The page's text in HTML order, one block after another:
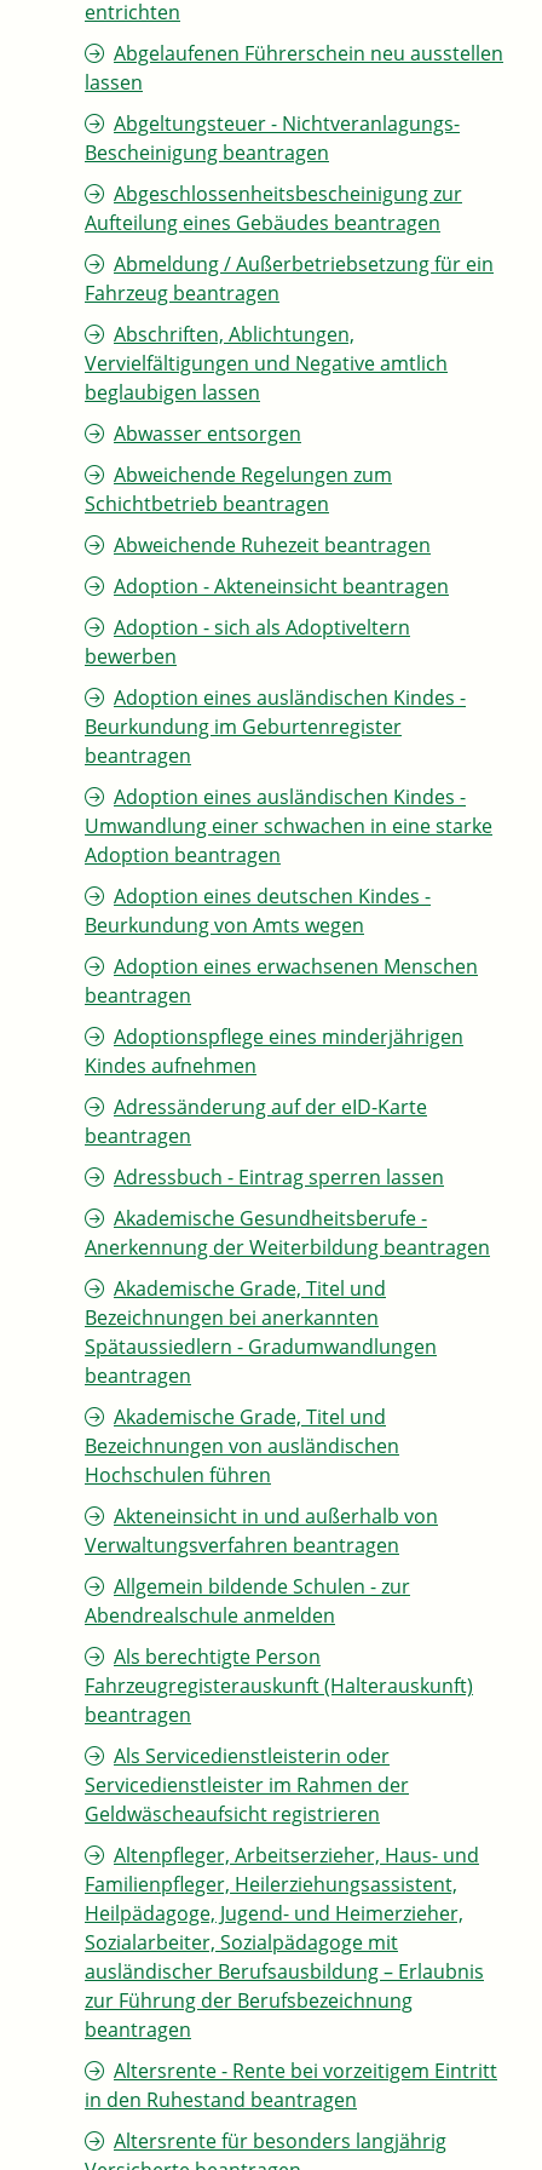
entrichten
Abgelaufenen Führerschein neu ausstellen
lassen
Abgeltungsteuer - Nichtveranlagungs-
Bescheinigung beantragen
Abgeschlossenheitsbescheinigung zur
Aufteilung eines Gebäudes beantragen
Abmeldung / Außerbetriebsetzung für ein
Fahrzeug beantragen
Abschriften, Ablichtungen,
Vervielfältigungen und Negative amtlich
beglaubigen lassen
Abwasser entsorgen
Abweichende Regelungen zum
Schichtbetrieb beantragen
Abweichende Ruhezeit beantragen
Adoption - Akteneinsicht beantragen
Adoption - sich als Adoptiveltern
bewerben
Adoption eines ausländischen Kindes -
Beurkundung im Geburtenregister
beantragen
Adoption eines ausländischen Kindes -
Umwandlung einer schwachen in eine starke
Adoption beantragen
Adoption eines deutschen Kindes -
Beurkundung von Amts wegen
Adoption eines erwachsenen Menschen
beantragen
Adoptionspflege eines minderjährigen
Kindes aufnehmen
Adressänderung auf der eID-Karte
beantragen
Adressbuch - Eintrag sperren lassen
Akademische Gesundheitsberufe -
Anerkennung der Weiterbildung beantragen
Akademische Grade, Titel und
Bezeichnungen bei anerkannten
Spätaussiedlern - Gradumwandlungen
beantragen
Akademische Grade, Titel und
Bezeichnungen von ausländischen
Hochschulen führen
Akteneinsicht in und außerhalb von
Verwaltungsverfahren beantragen
Allgemein bildende Schulen - zur
Abendrealschule anmelden
Als berechtigte Person
Fahrzeugregisterauskunft (Halterauskunft)
beantragen
Als Servicedienstleisterin oder
Servicedienstleister im Rahmen der
Geldwäscheaufsicht registrieren
Altenpfleger, Arbeitserzieher, Haus- und
Familienpfleger, Heilerziehungsassistent,
Heilpädagoge, Jugend- und Heimerzieher,
Sozialarbeiter, Sozialpädagoge mit
ausländischer Berufsausbildung – Erlaubnis
zur Führung der Berufsbezeichnung
beantragen
Altersrente - Rente bei vorzeitigem Eintritt
in den Ruhestand beantragen
Altersrente für besonders langjährig